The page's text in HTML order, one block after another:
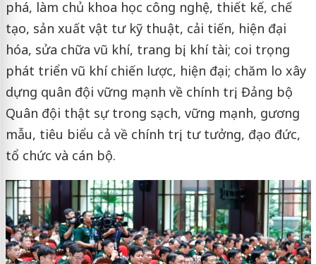
phá, làm chủ khoa học công nghệ, thiết kế, chế
tạo, sản xuất vật tư kỹ thuật, cải tiến, hiện đại
hóa, sửa chữa vũ khí, trang bị, khí tài; coi trọng
phát triển vũ khí chiến lược, hiện đại; chăm lo xây
dựng quân đội vững mạnh về chính trị, Đảng bộ
Quân đội thật sự trong sạch, vững mạnh, gương
mẫu, tiêu biểu cả về chính trị, tư tưởng, đạo đức,
tổ chức và cán bộ.